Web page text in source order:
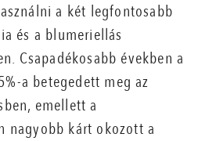
a két legfontosabb
és a blumeriellás
Csapadékosabb években a
a betegedett meg az
emellett a
nagyobb kárt okozott a